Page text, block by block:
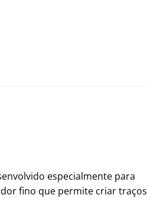
especialmente para
fino que permite criar traços